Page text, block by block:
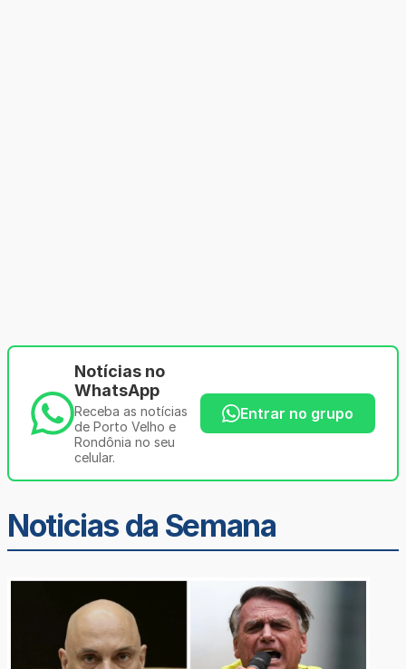
Notícias no
WhatsApp
Receba as notícias
de Porto Velho e
Rondônia no seu
celular.
Entrar no grupo
Noticias da Semana